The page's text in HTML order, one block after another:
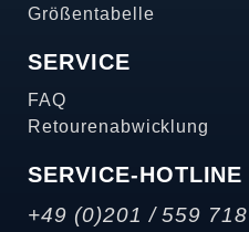
Größentabelle
SERVICE
FAQ
Retourenabwicklung
SERVICE-HOTLINE
+49 (0)201 / 559